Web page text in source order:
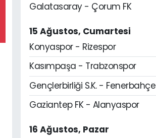
Galatasaray - Çorum FK
15 Ağustos, Cumartesi
Konyaspor - Rizespor
Kasımpaşa - Trabzonspor
Gençlerbirliği S.K. - Fenerbahçe
Gaziantep FK - Alanyaspor
16 Ağustos, Pazar